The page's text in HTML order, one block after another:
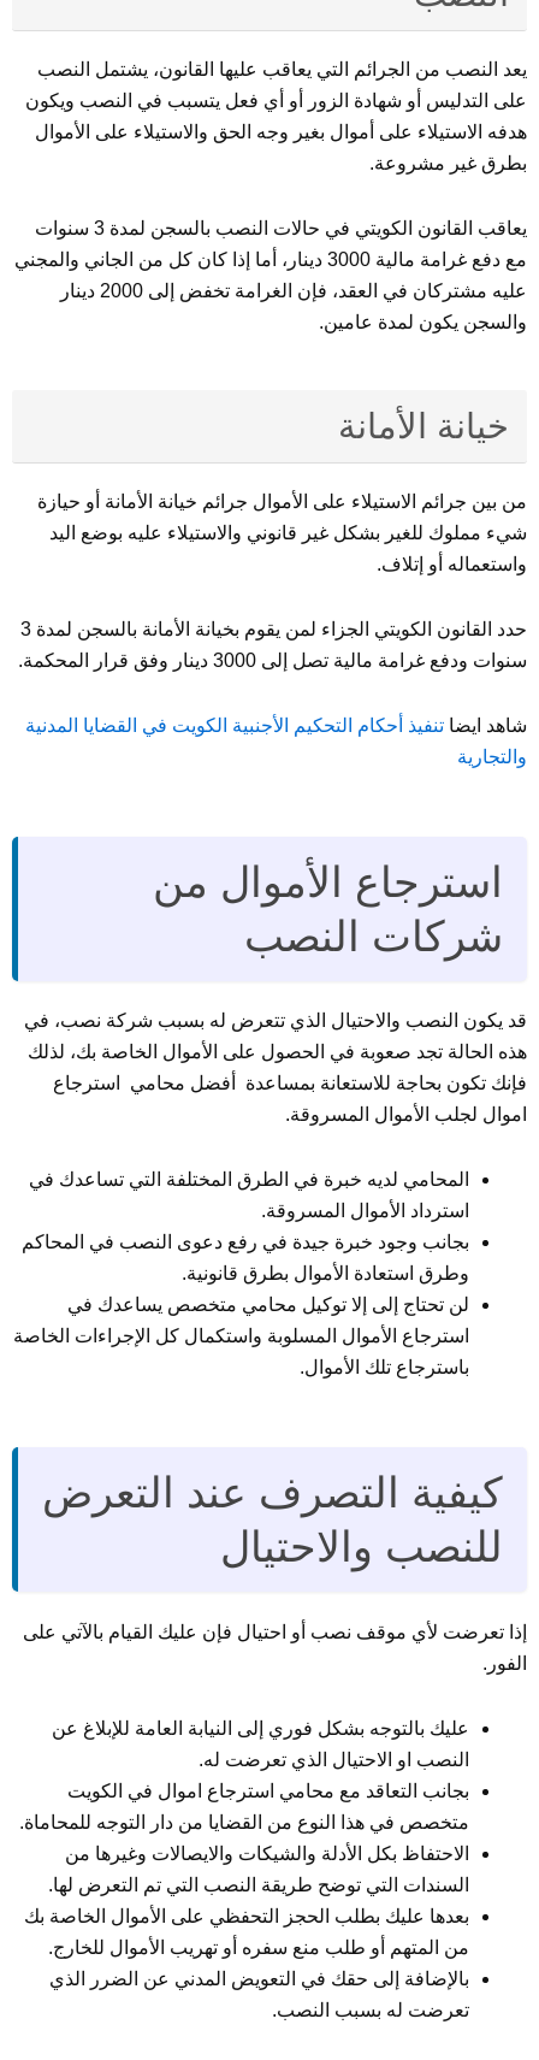
يعد النصب من الجرائم التي يعاقب عليها القانون، يشتمل النصب
على التدليس أو شهادة الزور أو أي فعل يتسبب في النصب ويكون
هدفه الاستيلاء على أموال بغير وجه الحق والاستيلاء على الأموال
بطرق غير مشروعة.
يعاقب القانون الكويتي في حالات النصب بالسجن لمدة 3 سنوات
مع دفع غرامة مالية 3000 دينار، أما إذا كان كل من الجاني والمجني
عليه مشتركان في العقد، فإن الغرامة تخفض إلى 2000 دينار
والسجن يكون لمدة عامين.
خيانة الأمانة
من بين جرائم الاستيلاء على الأموال جرائم خيانة الأمانة أو حيازة
شيء مملوك للغير بشكل غير قانوني والاستيلاء عليه بوضع اليد
واستعماله أو إتلاف.
حدد القانون الكويتي الجزاء لمن يقوم بخيانة الأمانة بالسجن لمدة 3
سنوات ودفع غرامة مالية تصل إلى 3000 دينار وفق قرار المحكمة.
شاهد ايضا تنفيذ أحكام التحكيم الأجنبية الكويت في القضايا المدنية
والتجارية
استرجاع الأموال من
شركات النصب
قد يكون النصب والاحتيال الذي تتعرض له بسبب شركة نصب، في
هذه الحالة تجد صعوبة في الحصول على الأموال الخاصة بك، لذلك
فإنك تكون بحاجة للاستعانة بمساعدة أفضل محامي استرجاع
اموال لجلب الأموال المسروقة.
المحامي لديه خبرة في الطرق المختلفة التي تساعدك في
استرداد الأموال المسروقة.
بجانب وجود خبرة جيدة في رفع دعوى النصب في المحاكم
وطرق استعادة الأموال بطرق قانونية.
لن تحتاج إلى إلا توكيل محامي متخصص يساعدك في
استرجاع الأموال المسلوبة واستكمال كل الإجراءات الخاصة
باسترجاع تلك الأموال.
كيفية التصرف عند التعرض
للنصب والاحتيال
إذا تعرضت لأي موقف نصب أو احتيال فإن عليك القيام بالآتي على
الفور.
عليك بالتوجه بشكل فوري إلى النيابة العامة للإبلاغ عن
النصب او الاحتيال الذي تعرضت له.
بجانب التعاقد مع محامي استرجاع اموال في الكويت
متخصص في هذا النوع من القضايا من دار التوجه للمحاماة.
الاحتفاظ بكل الأدلة والشيكات والايصالات وغيرها من
السندات التي توضح طريقة النصب التي تم التعرض لها.
بعدها عليك بطلب الحجز التحفظي على الأموال الخاصة بك
من المتهم أو طلب منع سفره أو تهريب الأموال للخارج.
بالإضافة إلى حقك في التعويض المدني عن الضرر الذي
تعرضت له بسبب النصب.